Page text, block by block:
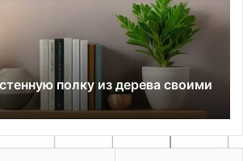
полку из дерева своими